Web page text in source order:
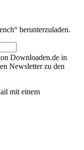
herunterzuladen.
Downloaden.de in
Newsletter zu den
mit einem